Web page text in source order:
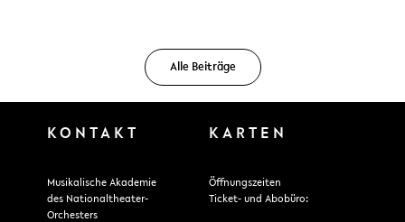
Alle Beiträge
KONTAKT
Musikalische Akademie
des Nationaltheater-
Orchesters
KARTEN
Öffnungszeiten
Ticket- und Abobüro: